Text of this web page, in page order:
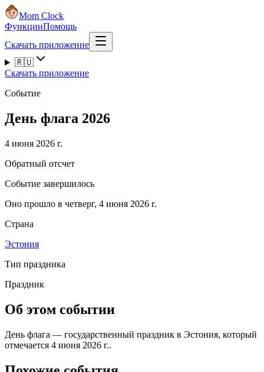
Mom Clock
ФункцииПомощь
Скачать приложение
🇷🇺
Скачать приложение
Событие
День флага 2026
4 июня 2026 г.
Обратный отсчет
Событие завершилось
Оно прошло в четверг, 4 июня 2026 г.
Страна
Эстония
Тип праздника
Праздник
Об этом событии
День флага — государственный праздник в Эстония, который
отмечается 4 июня 2026 г..